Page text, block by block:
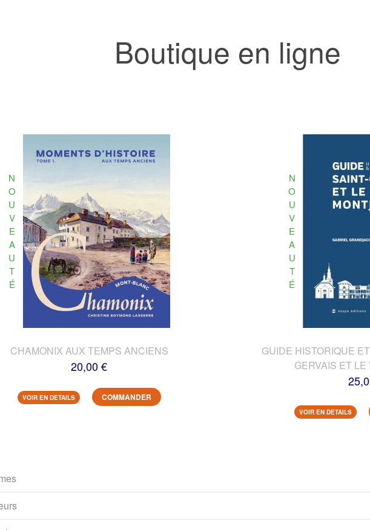
Boutique en ligne
N
O
U
V
E
A
U
T
É
CHAMONIX AUX TEMPS ANCIENS
20,00 €
VOIR EN DETAILS COMMANDER
N
O
U
V
E
A
U
T
É
GUIDE HISTORIQUE
GERVAIS ET LE
VOIR EN DETAILS